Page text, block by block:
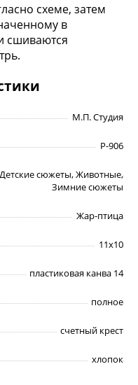
схеме, затем
в
сшиваются
М.П. Студия
Р-906
Детские сюжеты, Животные,
Зимние сюжеты
Жар-птица
11х10
пластиковая канва 14
полное
счетный крест
хлопок